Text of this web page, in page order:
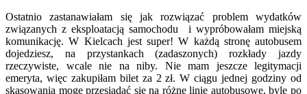
Ostatnio zastanawiałam się jak rozwiązać problem wydatków
związanych z eksploatacją samochodu i wypróbowałam miejską
komunikację. W Kielcach jest super! W każdą stronę autobusem
dojedziesz, na przystankach (zadaszonych) rozkłady jazdy
rzeczywiste, wcale nie na niby. Nie mam jeszcze legitymacji
emeryta, więc zakupiłam bilet za 2 zł. W ciągu jednej godziny od
skasowania mogę przesiadać się na różne linie autobusowe, byle po